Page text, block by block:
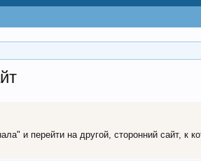
и перейти на другой, сторонний сайт,